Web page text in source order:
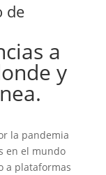
de
a
y
la pandemia
en el mundo
a plataformas